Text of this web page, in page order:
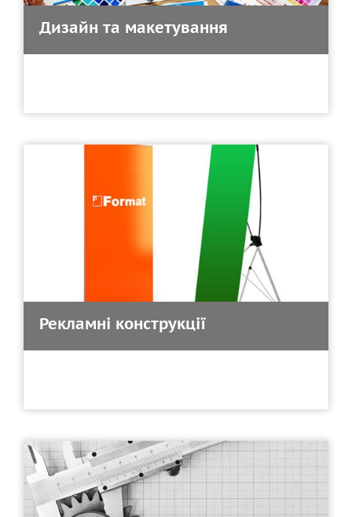
Дизайн та макетування
Рекламні конструкції